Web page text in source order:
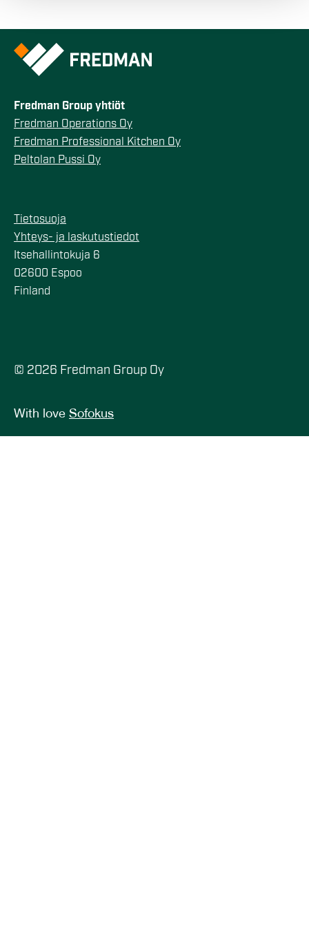
Fredman Group yhtiöt
Fredman Operations Oy
Fredman Professional Kitchen Oy
Peltolan Pussi Oy
Tietosuoja
Yhteys- ja laskutustiedot
Itsehallintokuja 6
02600 Espoo
Finland
© 2026 Fredman Group Oy
With love Sofokus